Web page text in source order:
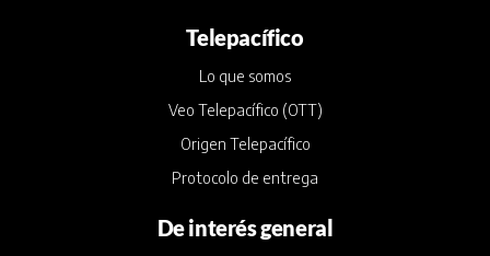
Telepacífico
Lo que somos
Veo Telepacífico (OTT)
Origen Telepacífico
Protocolo de entrega
De interés general